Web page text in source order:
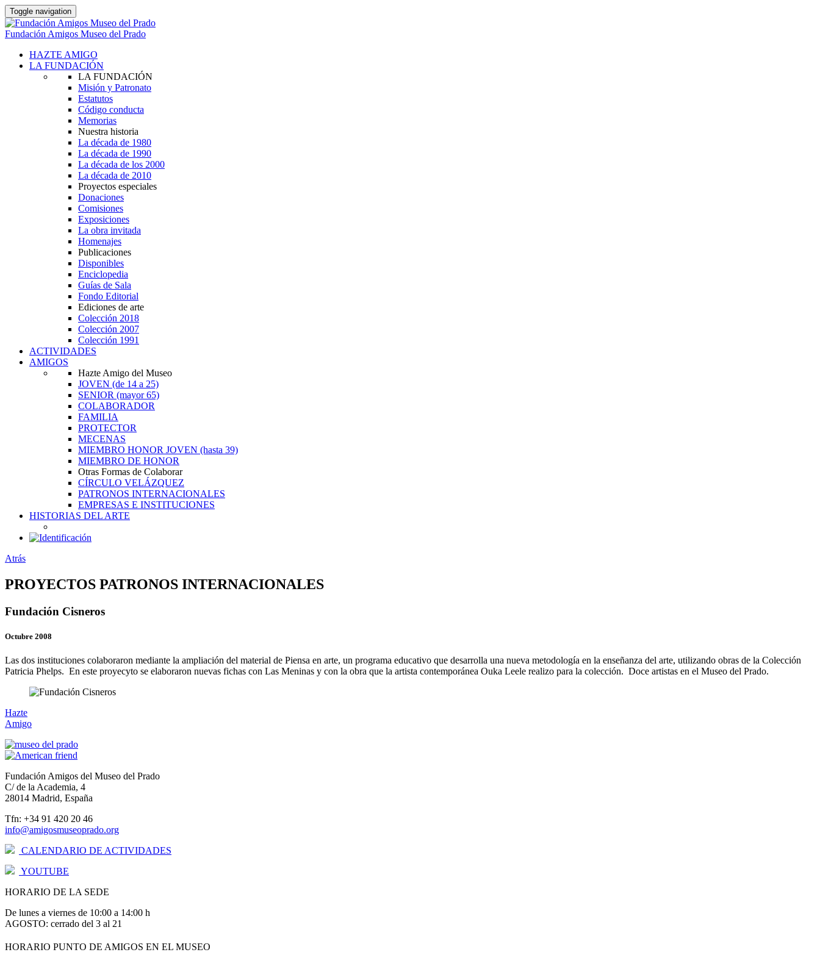
Toggle navigation
Fundación Amigos Museo del Prado
HAZTE AMIGO
LA FUNDACIÓN
LA FUNDACIÓN
Misión y Patronato
Estatutos
Código conducta
Memorias
Nuestra historia
La década de 1980
La década de 1990
La década de los 2000
La década de 2010
Proyectos especiales
Donaciones
Comisiones
Exposiciones
La obra invitada
Homenajes
Publicaciones
Disponibles
Enciclopedia
Guías de Sala
Fondo Editorial
Ediciones de arte
Colección 2018
Colección 2007
Colección 1991
ACTIVIDADES
AMIGOS
Hazte Amigo del Museo
JOVEN (de 14 a 25)
SENIOR (mayor 65)
COLABORADOR
FAMILIA
PROTECTOR
MECENAS
MIEMBRO HONOR JOVEN (hasta 39)
MIEMBRO DE HONOR
Otras Formas de Colaborar
CÍRCULO VELÁZQUEZ
PATRONOS INTERNACIONALES
EMPRESAS E INSTITUCIONES
HISTORIAS DEL ARTE
Atrás
PROYECTOS PATRONOS INTERNACIONALES
Fundación Cisneros
Octubre 2008
Las dos instituciones colaboraron mediante la ampliación del material de Piensa en arte, un programa educativo que desarrolla una nueva metodología en la enseñanza del arte, utilizando obras de la Colección
Patricia Phelps. En este proyecyto se elaboraron nuevas fichas con Las Meninas y con la obra que la artista contemporánea Ouka Leele realizo para la colección. Doce artistas en el Museo del Prado.
Hazte
Amigo
Fundación Amigos del Museo del Prado
C/ de la Academia, 4
28014 Madrid, España
Tfn: +34 91 420 20 46
info@amigosmuseoprado.org
CALENDARIO DE ACTIVIDADES
YOUTUBE
HORARIO DE LA SEDE
De lunes a viernes de 10:00 a 14:00 h
AGOSTO: cerrado del 3 al 21
HORARIO PUNTO DE AMIGOS EN EL MUSEO